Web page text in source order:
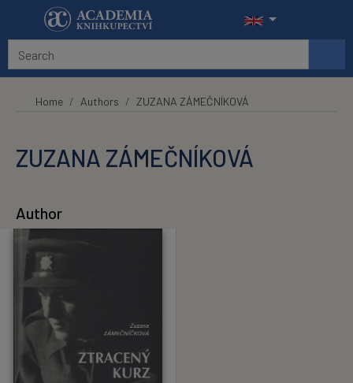
Skip to main content
Home Authors ZUZANA ZÁMEČNÍKOVÁ
ZUZANA ZÁMEČNÍKOVÁ
Author